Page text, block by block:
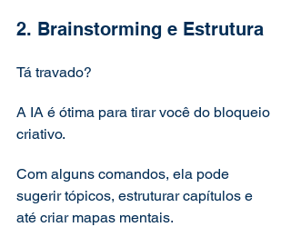
2. Brainstorming e Estrutura
Tá travado?
A IA é ótima para tirar você do bloqueio
criativo.
Com alguns comandos, ela pode
sugerir tópicos, estruturar capítulos e
até criar mapas mentais.